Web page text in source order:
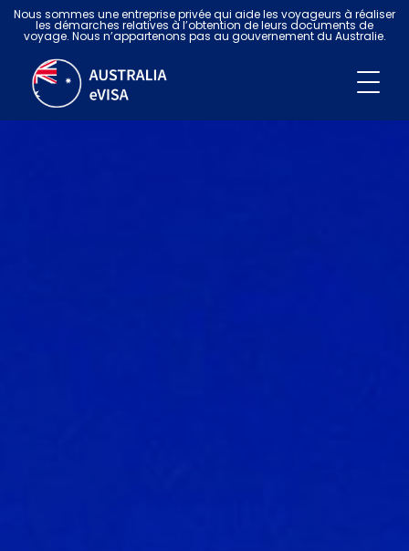
Nous sommes une entreprise privée qui aide les voyageurs à réaliser
les démarches relatives à l’obtention de leurs documents de
voyage. Nous n’appartenons pas au gouvernement du Australie.